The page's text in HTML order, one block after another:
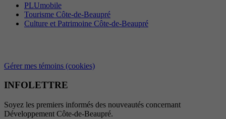
PLUmobile
Tourisme Côte-de-Beaupré
Culture et Patrimoine Côte-de-Beaupré
Gérer mes témoins (cookies)
INFOLETTRE
Soyez les premiers informés des nouveautés concernant
Développement Côte-de-Beaupré.